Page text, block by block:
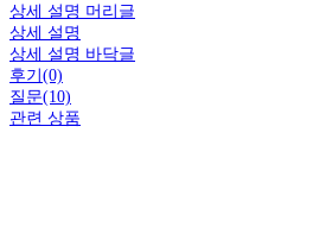
상세 설명 머리글
상세 설명
상세 설명 바닥글
후기(0)
질문(10)
관련 상품